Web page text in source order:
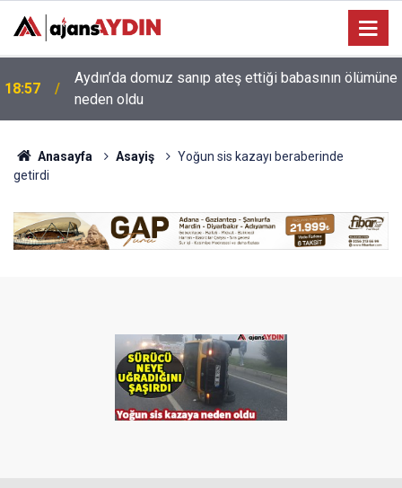
18:13 Yeni Parti'nin Aydın kurucu yönetimi belli oldu
Anasayfa Asayiş
Yoğun sis kazayı beraberinde
getirdi